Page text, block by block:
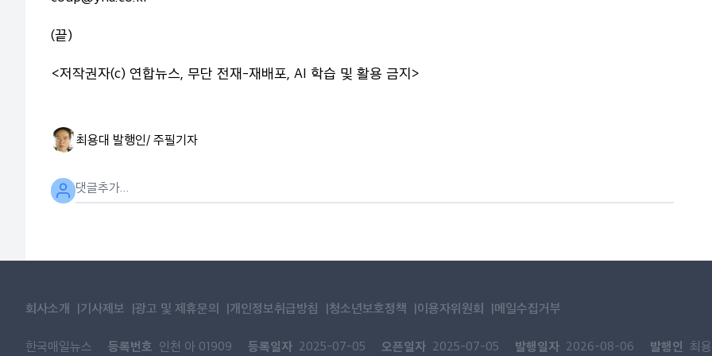
(끝)
<저작권자(c) 연합뉴스, 무단 전재-재배포, AI 학습 및 활용 금지>
최용대 발행인/ 주필기자
회사소개 기사제보 광고 및 제휴문의 개인정보취급방침 청소년보호정책 이용자위원회 메일수집거부
한국매일뉴스 등록번호 인천 아 01909 등록일자 2025-07-05 오픈일자 2025-07-05 발행일자 2026-08-06 발행인 최